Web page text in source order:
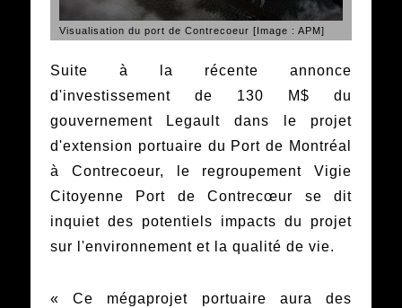
Visualisation du port de Contrecoeur [Image : APM]
Suite à la récente annonce
d'investissement de 130 M$ du
gouvernement Legault dans le projet
d'extension portuaire du Port de Montréal
à Contrecoeur, le regroupement Vigie
Citoyenne Port de Contrecœur se dit
inquiet des potentiels impacts du projet
sur l'environnement et la qualité de vie.
« Ce mégaprojet portuaire aura des